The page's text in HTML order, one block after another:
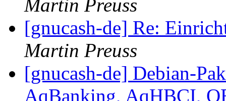
Martin Preuss
[gnucash-de] Re:
Martin Preuss
[gnucash-de] Debian-
AqBanking, AqHBCI,